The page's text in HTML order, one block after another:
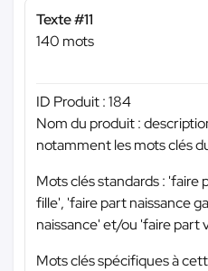
Texte #11
140 mots
ID Produit : 184
Nom du produit :
notamment les mots clés
Mots clés standards : 'faire
fille', 'faire part naissance
naissance' et/ou 'faire part
Mots clés spécifiques à